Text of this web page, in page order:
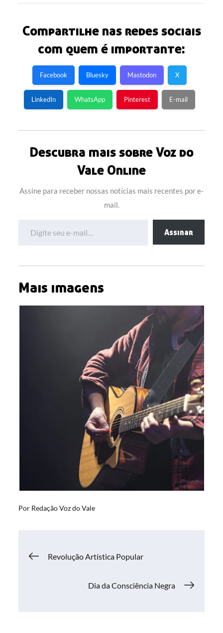
Compartilhe nas redes sociais
com quem é importante:
Facebook Bluesky Mastodon X
LinkedIn WhatsApp Pinterest E-mail
Descubra mais sobre Voz do
Vale Online
Assine para receber nossas notícias mais recentes por e-
mail.
Assinar
Mais imagens
Por Redação Voz do Vale
Navegação
Revolução Artística Popular
Dia da Consciência Negra